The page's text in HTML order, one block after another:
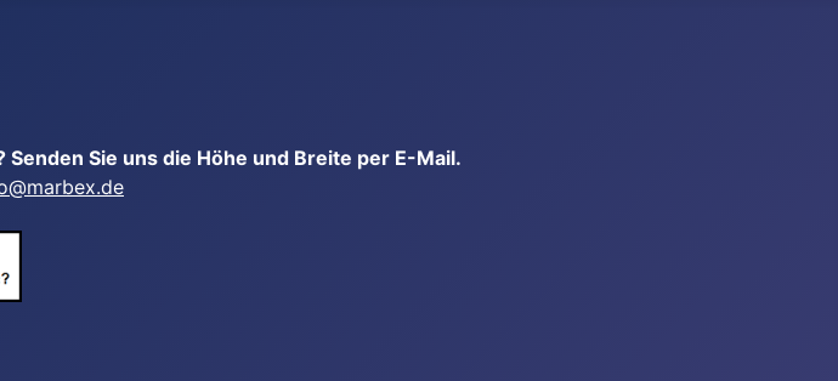
Senden Sie uns die Höhe und Breite per E-Mail.